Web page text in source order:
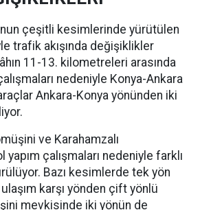
çeşitli kesimlerinde yürütülen
trafik akışında değişiklikler
11-13. kilometreleri arasında
nedeniyle Konya-Ankara
Ankara-Konya yönünden iki
ve Karahamzalı
çalışmaları nedeniyle farklı
Bazı kesimlerde tek yön
karşı yönden çift yönlü
mevkisinde iki yönün de